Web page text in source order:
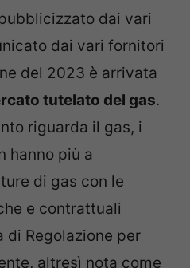
dai vari
dai vari fornitori
del 2023 è arrivata
tutelato del gas.
riguarda il gas, i
hanno più a
di gas con le
e contrattuali
di Regolazione per
altresì nota come